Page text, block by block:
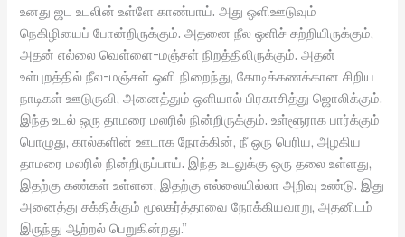
உனது ஜட உடலின் உள்ளே காண்பாய். அது ஒளிஊடுவும்
நெகிழியைப் போன்றிருக்கும். அதனை நீல ஒளிச் சுற்றியிருக்கும்,
அதன் எல்லை வெள்ளை-மஞ்சள் நிறத்திலிருக்கும். அதன்
உள்புறத்தில் நீல-மஞ்சள் ஒளி நிறைந்து, கோடிக்கணக்கான சிறிய
நாடிகள் ஊடுருவி, அனைத்தும் ஒளியால் பிரகாசித்து ஜொலிக்கும்.
இந்த உடல் ஒரு தாமரை மலரில் நின்றிருக்கும். உள்ளூராக பார்க்கும்
பொழுது, கால்களின் ஊடாக நோக்கின், நீ ஒரு பெரிய, அழகிய
தாமரை மலரில் நின்றிருப்பாய். இந்த உடலுக்கு ஒரு தலை உள்ளது,
இதற்கு கண்கள் உள்ளன, இதற்கு எல்லையில்லா அறிவு உண்டு. இது
அனைத்து சக்திக்கும் மூலகர்த்தாவை நோக்கியவாறு, அதனிடம்
இருந்து ஆற்றல் பெறுகின்றது.”